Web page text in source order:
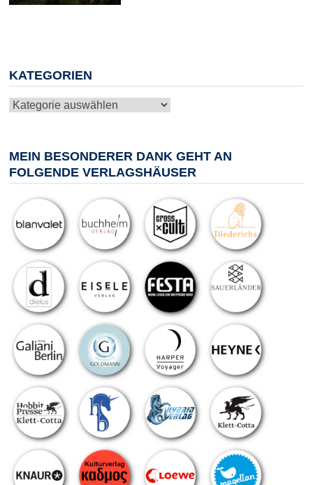
KATEGORIEN
Kategorien
MEIN BESONDERER DANK GEHT AN
FOLGENDE VERLAGSHÄUSER